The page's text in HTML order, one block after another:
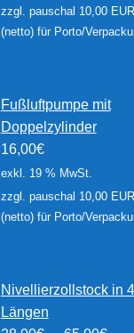
zzgl. pauschal 10,00 EUR
(netto) für Porto/
Fußluftpumpe mit
Doppelzylinder
16,00€
exkl. 19 % MwSt.
zzgl. pauschal 10,00 EUR
(netto) für Porto/
Nivellierzollstock in 4
Längen